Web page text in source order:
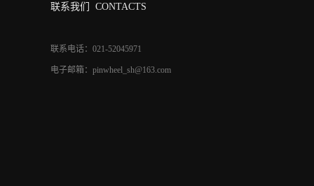
联系我们 CONTACTS
联系电话：021-52045971
电子邮箱：pinwheel_sh@163.com